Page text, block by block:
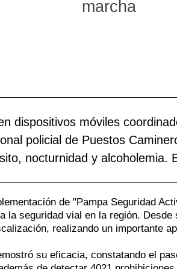
marcha
dispositivos móviles
policial de Puestos
nocturnidad y alcoholemia.
de "Pampa Seguridad
la seguridad vial en la región.
realizando un importante
su eficacia, constatando el